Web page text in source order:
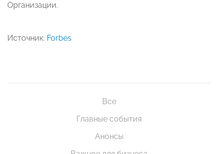
Организации.
Источник: Forbes
Все
Главные события
Анонсы